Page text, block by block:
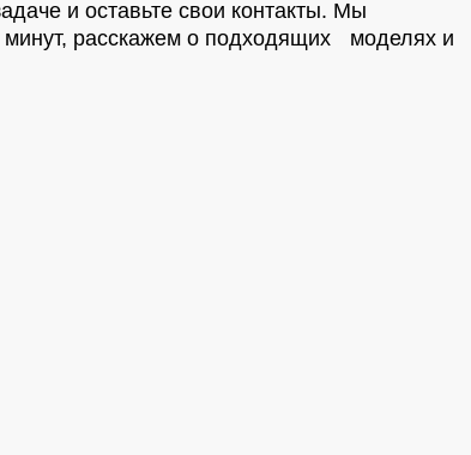
и оставьте свои контакты. Мы
минут, расскажем о подходящих моделях и